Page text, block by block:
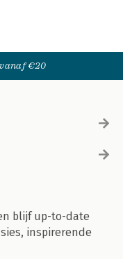
€20
blijf up-to-date
inspirerende